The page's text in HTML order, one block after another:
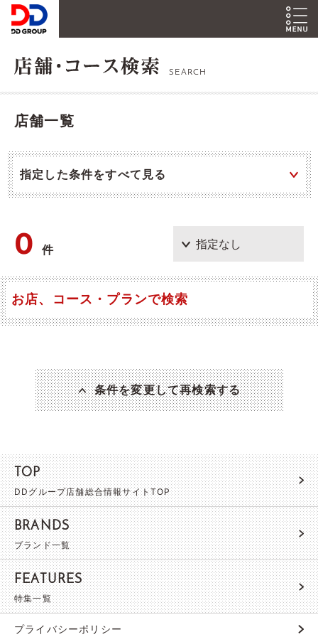
SEARCH
店舗一覧
指定した条件をすべて見る
0件
お店、コース・プランで検索
条件を変更して再検索する
TOP
DDグループ店舗総合情報サイトTOP
BRANDS
ブランド一覧
FEATURES
特集一覧
プライバシーポリシー